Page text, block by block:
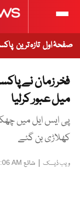
صفحۂ اول تازہ ترین
فخر زمان نے
میل عبور کرلیا
پی ایس ایل میں
کھلاڑی بن گئے
ویب ڈیسک | شائع AM